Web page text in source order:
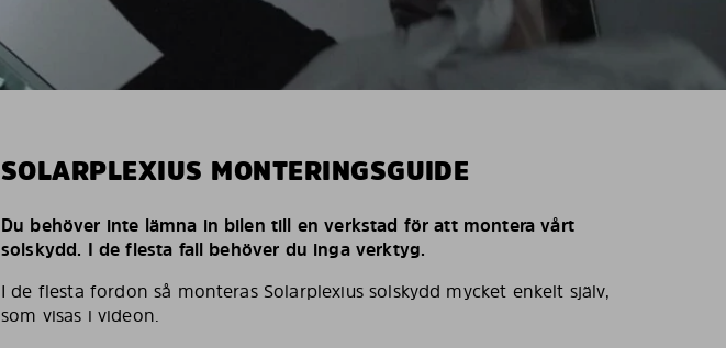
SOLARPLEXIUS MONTERINGSGUIDE
Du behöver inte lämna in bilen till en verkstad för att montera vårt
solskydd. I de flesta fall behöver du inga verktyg.
I de flesta fordon så monteras Solarplexius solskydd mycket enkelt själv,
som visas i videon.